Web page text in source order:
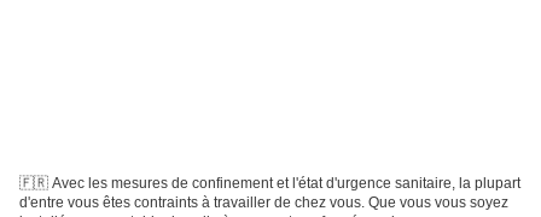
🇫🇷 Avec les mesures de confinement et l'état d'urgence sanitaire, la plupart
d'entre vous êtes contraints à travailler de chez vous. Que vous vous soyez